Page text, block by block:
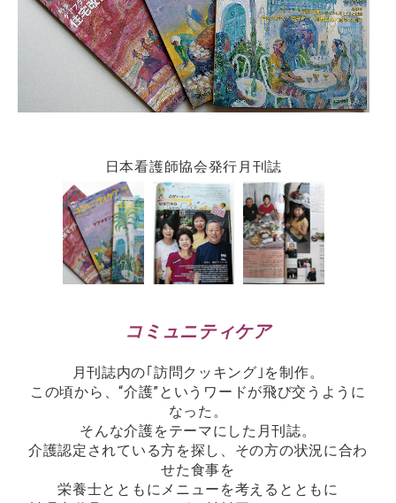
日本看護師協会発行月刊誌
コミュニティケア
月刊誌内の｢訪問クッキング｣を制作。
この頃から、“介護”というワードが飛び交うように
なった。
そんな介護をテーマにした月刊誌。
介護認定されている方を探し、その方の状況に合わ
せた食事を
栄養士とともにメニューを考えるとともに